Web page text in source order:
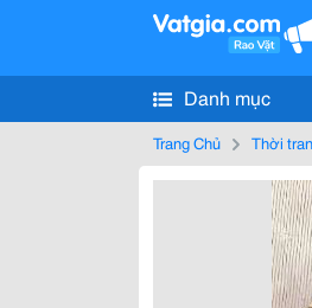
Danh mục
Trang Chủ Thời